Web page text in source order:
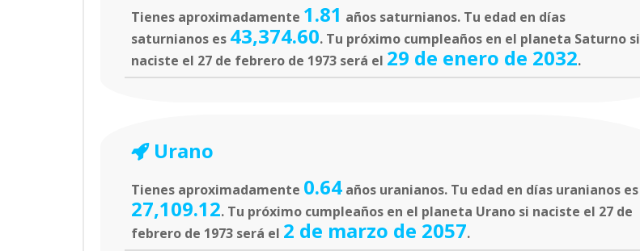
Tienes aproximadamente 1.81 años saturnianos. Tu edad en días
saturnianos es 43,374.60. Tu próximo cumpleaños en el planeta Saturno si
naciste el 27 de febrero de 1973 será el 29 de enero de 2032.
Urano
Tienes aproximadamente 0.64 años uranianos. Tu edad en días uranianos es
27,109.12. Tu próximo cumpleaños en el planeta Urano si naciste el 27 de
febrero de 1973 será el 2 de marzo de 2057.